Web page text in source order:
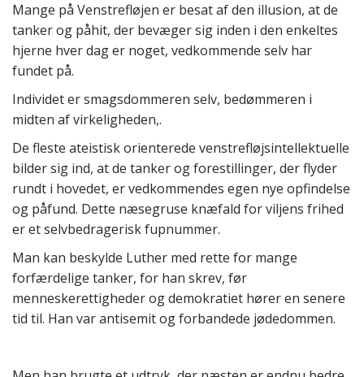
Mange på Venstrefløjen er besat af den illusion, at de
tanker og påhit, der bevæger sig inden i den enkeltes
hjerne hver dag er noget, vedkommende selv har
fundet på.
Individet er smagsdommeren selv, bedømmeren i
midten af virkeligheden,.
De fleste ateistisk orienterede venstrefløjsintellektuelle
bilder sig ind, at de tanker og forestillinger, der flyder
rundt i hovedet, er vedkommendes egen nye opfindelse
og påfund. Dette næsegruse knæfald for viljens frihed
er et selvbedragerisk fupnummer.
Man kan beskylde Luther med rette for mange
forfærdelige tanker, for han skrev, før
menneskerettigheder og demokratiet hører en senere
tid til. Han var antisemit og forbandede jødedommen.